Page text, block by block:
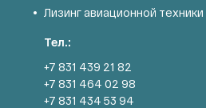
Лизинг авиационной техники
Тел.:
+7 831 439 21 82
+7 831 464 02 98
+7 831 434 53 94